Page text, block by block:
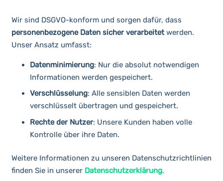
Wir sind DSGVO-konform und sorgen dafür, dass
personenbezogene Daten sicher verarbeitetwerden.
Unser Ansatz umfasst:
Datenminimierung: Nur die absolut notwendigen
Informationen werden gespeichert.
Verschlüsselung: Alle sensiblen Daten werden
verschlüsselt übertragen und gespeichert.
Rechte der Nutzer: Unsere Kunden haben volle
Kontrolle über ihre Daten.
Weitere Informationen zu unseren Datenschutzrichtlinien
finden Sie in unserer Datenschutzerklärung.